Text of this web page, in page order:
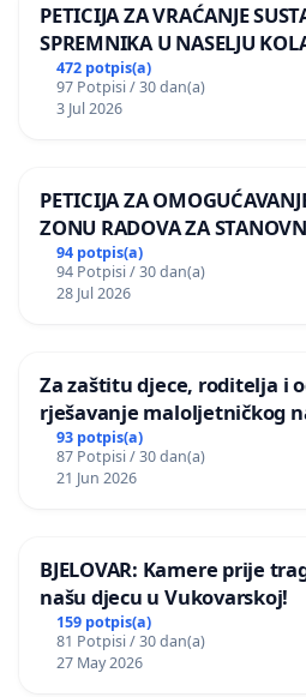
PETICIJA ZA VRAĆANJE
SPREMNIKA U NASELJU
472 potpis(a)
97 Potpisi / 30 dan(a)
3 Jul 2026
PETICIJA ZA
ZONU RADOVA ZA
Kamensko i Lemić Brdo
94 potpis(a)
94 Potpisi / 30 dan(a)
28 Jul 2026
Za zaštitu djece, roditelja i
rješavanje maloljetničkog
93 potpis(a)
87 Potpisi / 30 dan(a)
21 Jun 2026
BJELOVAR: Kamere prije
našu djecu u Vukovarskoj!
159 potpis(a)
81 Potpisi / 30 dan(a)
27 May 2026